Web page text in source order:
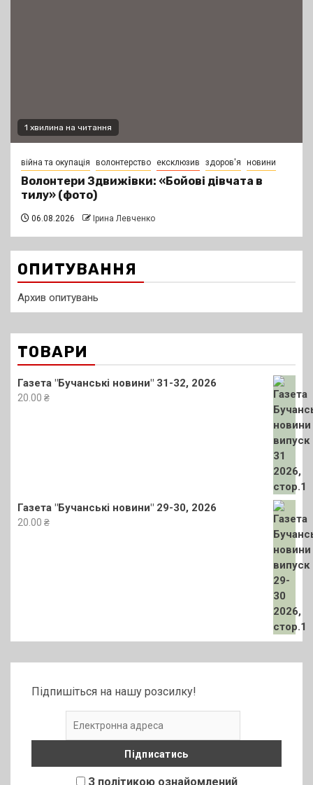
1 хвилина на читання
війна та окупація волонтерство ексклюзив здоров'я новини
Волонтери Здвижівки: «Бойові дівчата в
тилу» (фото)
06.08.2026 Ірина Левченко
ОПИТУВАННЯ
Архив опитувань
ТОВАРИ
Газета "Бучанські новини" 31-32, 2026
20.00 ₴
Газета "Бучанські новини" 29-30, 2026
20.00 ₴
Підпишіться на нашу розсилку!
З політикою ознайомлений